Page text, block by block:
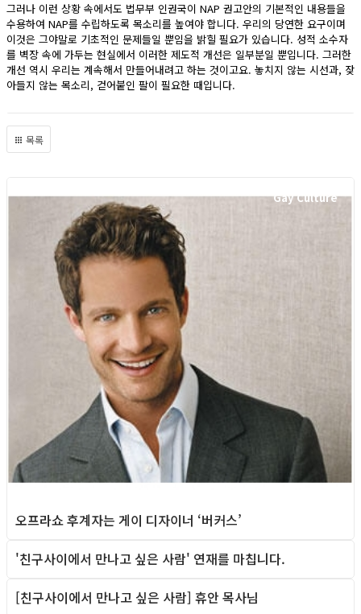
그러나 이런 상황 속에서도 법무부 인권국이 NAP 권고안의 기본적인 내용들을
수용하여 NAP를 수립하도록 목소리를 높여야 합니다. 우리의 당연한 요구이며
이것은 그야말로 기초적인 문제들일 뿐임을 밝힐 필요가 있습니다. 성적 소수자
를 벽장 속에 가두는 현실에서 이러한 제도적 개선은 일부분일 뿐입니다. 그러한
개선 역시 우리는 계속해서 만들어내려고 하는 것이고요. 놓치지 않는 시선과, 잦
아들지 않는 목소리, 걷어붙인 팔이 필요한 때입니다.
목록
Gay Culture
오프라쇼 후계자는 게이 디자이너 ‘버커스’
'친구사이에서 만나고 싶은 사람' 연재를 마칩니다.
[친구사이에서 만나고 싶은 사람] 휴안 목사님